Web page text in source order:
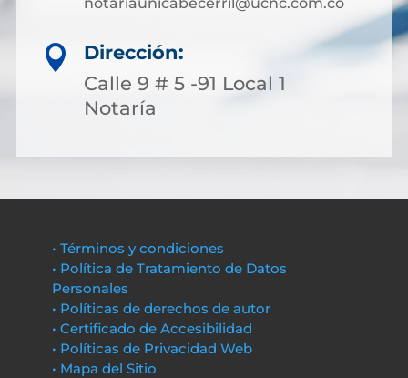

Dirección:
Calle 9 # 5 -91 Local 1
Notaría
• Términos y condiciones
• Política de Tratamiento de Datos
Personales
• Políticas de derechos de autor
• Certificado de Accesibilidad
• Políticas de Privacidad Web
• Mapa del Sitio